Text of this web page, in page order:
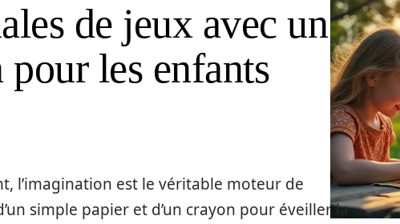
de jeux avec un
les enfants
l’imagination est le véritable moteur de
simple papier et d’un crayon pour éveiller la